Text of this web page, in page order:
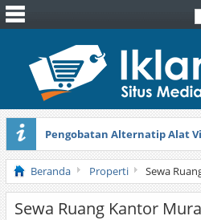
Pengobatan Alternatip Alat
Pita Cantik Pesona
Beranda Properti Sewa
Sewa Ruang Kantor